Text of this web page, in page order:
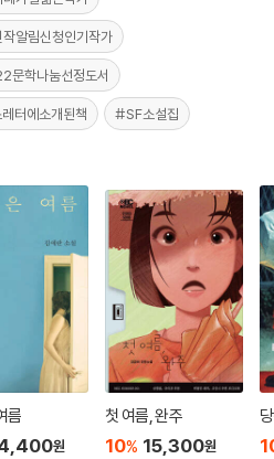
알림신청인기작가
학나눔선정도서
터에소개된책 #SF소설집
름
원
첫 여름, 완주
10% 15,300원